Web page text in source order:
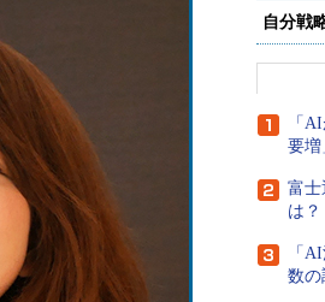
自分戦
「
要
富士
は
「
数の